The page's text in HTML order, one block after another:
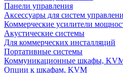
Панели управления
Аксессуары для систем
Коммерческие усилители
Акустические системы
Для коммерческих инсталляций
Портативные системы
Коммуникационные шкафы,
Опции к шкафам, KVM